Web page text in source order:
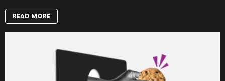
READ MORE